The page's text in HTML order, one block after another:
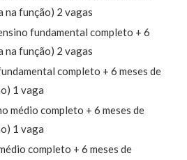
na função) 2 vagas
fundamental completo + 6
na função) 2 vagas
completo + 6 meses de
1 vaga
médio completo + 6 meses de
1 vaga
completo + 6 meses de